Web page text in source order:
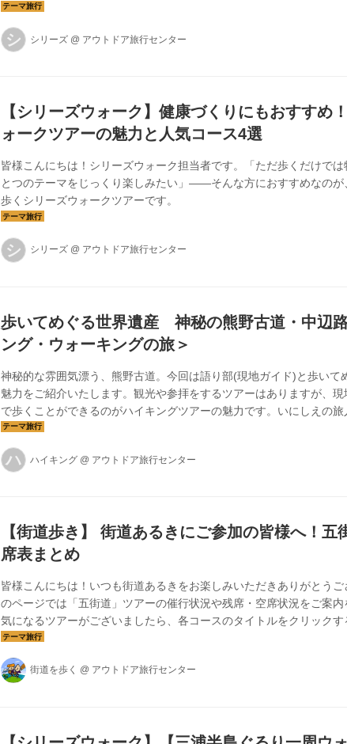
したアクティビティを体感いただくツアーです。森林浴に精通した元
大山ナビゲーターと、ウォーキングアドバイザーの資格を持つ野﨑ナ
ご案内する当ツアー。ガイディングレシーバー付きなので、ウォーキ
シ シリーズ @ アウトドア旅行センター
【シリーズウォーク】健康づくりにもおすすめ
ォークツアーの魅力と人気コース4選
皆様こんにちは！シリーズウォーク担当者です。「ただ歩くだけで
とつのテーマをじっくり楽しみたい」——そんな方におすすめなのが
歩くシリーズウォークツアーです。
シ シリーズ @ アウトドア旅行センター
歩いてめぐる世界遺産 神秘の熊野古道・中辺
ング・ウォーキングの旅＞
神秘的な雰囲気漂う、熊野古道。今回は語り部(現地ガイド)と歩いて
魅力をご紹介いたします。観光や参拝をするツアーはありますが、現
で歩くことができるのがハイキングツアーの魅力です。いにしえの旅
がら、一緒に中辺路を歩いてみませんか？
ハ ハイキング @ アウトドア旅行センター
【街道歩き】 街道あるきにご参加の皆様へ！五
席表まとめ
皆様こんにちは！いつも街道あるきをお楽しみいただきありがとうご
のページでは「五街道」ツアーの催行状況や残席・空席状況をご案内
気になるツアーがございましたら、各コースのタイトルをクリックす
きますので、是非ご活用下さいませ！
街道を歩く @ アウトドア旅行センター